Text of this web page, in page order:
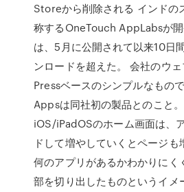
Storeから削除される インドの
称するOneTouch AppLabsが開
は、5月に公開されて以来10日
ンロードを超えた。 会社のウ
Pressベースのシンプルなもの
Appsは同社初の製品とのこと
iOS/iPadOSのホーム画面は、
ドして増やしていくとページ
何のアプリがあるかわかりにく
部を切り出したものというイメ